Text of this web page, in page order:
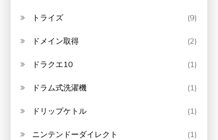
トライズ (9)
ドメイン取得 (2)
ドラクエ10 (1)
ドラム式洗濯機 (1)
ドリップケトル (1)
ニンテンドーダイレクト (1)